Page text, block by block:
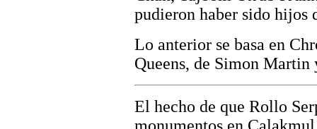
pudieron haber sido hijos
Lo anterior se basa en
Queens, de Simon
El hecho de que Rollo